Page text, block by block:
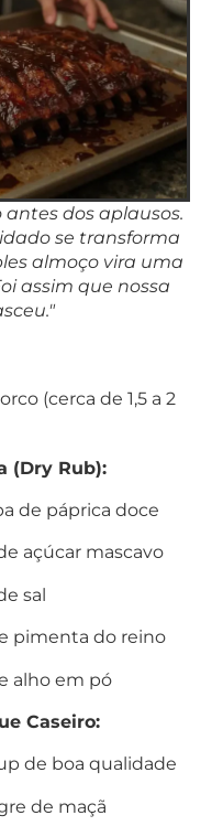
dos aplausos.
se transforma
almoço vira uma
assim que nossa
(cerca de 1,5 a 2
(Dry Rub):
de páprica doce
açúcar mascavo
sal
pimenta do reino
alho em pó
Caseiro:
de boa qualidade
de maçã